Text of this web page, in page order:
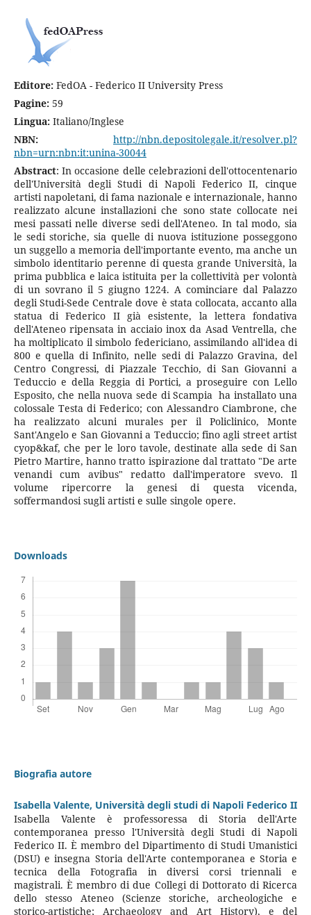
Editore:FedOA - Federico II University Press
Pagine:59
Lingua: Italiano/Inglese
NBN:
http://nbn.depositolegale.it/resolver.pl?
nbn=urn:nbn:it:unina-30044
Abstract: In occasione delle celebrazioni dell'ottocentenario
dell'Università degli Studi di Napoli Federico II, cinque
artisti napoletani, di fama nazionale e internazionale, hanno
realizzato alcune installazioni che sono state collocate nei
mesi passati nelle diverse sedi dell'Ateneo. In tal modo, sia
le sedi storiche, sia quelle di nuova istituzione posseggono
un suggello a memoria dell'importante evento, ma anche un
simbolo identitario perenne di questa grande Università, la
prima pubblica e laica istituita per la collettività per volontà
di un sovrano il 5 giugno 1224. A cominciare dal Palazzo
degli Studi-Sede Centrale dove è stata collocata, accanto alla
statua di Federico II già esistente, la lettera fondativa
dell'Ateneo ripensata in acciaio inox da Asad Ventrella, che
ha moltiplicato il simbolo federiciano, assimilando all'idea di
800 e quella di Infinito, nelle sedi di Palazzo Gravina, del
Centro Congressi, di Piazzale Tecchio, di San Giovanni a
Teduccio e della Reggia di Portici, a proseguire con Lello
Esposito, che nella nuova sede di Scampia ha installato una
colossale Testa di Federico; con Alessandro Ciambrone, che
ha realizzato alcuni murales per il Policlinico, Monte
Sant'Angelo e San Giovanni a Teduccio; fino agli street artist
cyop&kaf, che per le loro tavole, destinate alla sede di San
Pietro Martire, hanno tratto ispirazione dal trattato "De arte
venandi cum avibus" redatto dall'imperatore svevo. Il
volume ripercorre la genesi di questa vicenda,
soffermandosi sugli artisti e sulle singole opere.
Downloads
Biografia autore
Isabella Valente, Università degli studi di Napoli Federico II
Isabella Valente è professoressa di Storia dell'Arte
contemporanea presso l'Università degli Studi di Napoli
Federico II. È membro del Dipartimento di Studi Umanistici
(DSU) e insegna Storia dell'Arte contemporanea e Storia e
tecnica della Fotografia in diversi corsi triennali e
magistrali. È membro di due Collegi di Dottorato di Ricerca
dello stesso Ateneo (Scienze storiche, archeologiche e
storico-artistiche; Archaeology and Art History), e del